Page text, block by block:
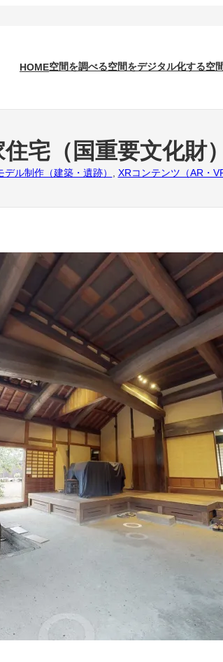
HOME空間を調べる空間をデジタル化する空
宅（国重要文化財
デル制作（建築・遺跡） , XRコンテンツ（AR・VR